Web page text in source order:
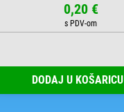
0,20 €
DODAJ U KOŠARICU